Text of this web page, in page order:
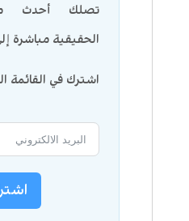
تصلك أحدث
الحقيقية مباشرة
اشترك في القائمة